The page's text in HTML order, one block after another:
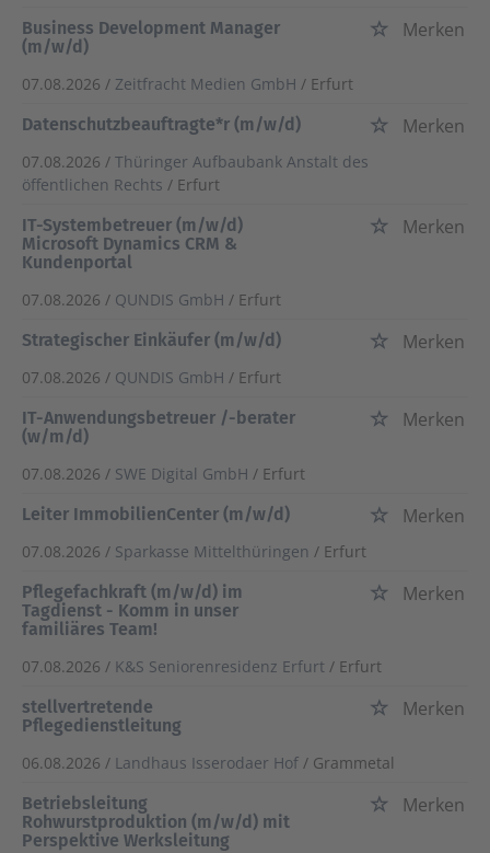
Business Development Manager
(m/w/d)
Merken
07.08.2026 / Zeitfracht Medien GmbH / Erfurt
Datenschutzbeauftragte*r (m/w/d)
Merken
07.08.2026 / Thüringer Aufbaubank Anstalt des
öffentlichen Rechts / Erfurt
IT-Systembetreuer (m/w/d)
Microsoft Dynamics CRM &
Kundenportal
Merken
07.08.2026 / QUNDIS GmbH / Erfurt
Strategischer Einkäufer (m/w/d)
Merken
07.08.2026 / QUNDIS GmbH / Erfurt
IT-Anwendungsbetreuer /-berater
(w/m/d)
Merken
07.08.2026 / SWE Digital GmbH / Erfurt
Leiter ImmobilienCenter (m/w/d)
Merken
07.08.2026 / Sparkasse Mittelthüringen / Erfurt
Pflegefachkraft (m/w/d) im
Tagdienst - Komm in unser
familiäres Team!
Merken
07.08.2026 / K&S Seniorenresidenz Erfurt / Erfurt
stellvertretende
Pflegedienstleitung
Merken
06.08.2026 / Landhaus Isserodaer Hof / Grammetal
Betriebsleitung
Rohwurstproduktion (m/w/d) mit
Perspektive Werksleitung
Merken